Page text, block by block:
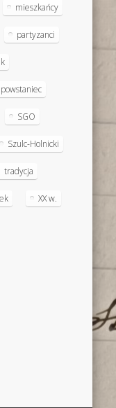
mieszkańcy
partyzanci
powstaniec
SGO
Szulc-Holnicki
tradycja
XX w.